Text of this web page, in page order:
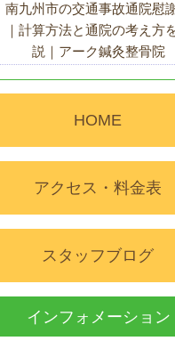
南九州市の交通事故通院慰
｜計算方法と通院の考え方
説｜アーク鍼灸整骨院
HOME
アクセス・料金表
スタッフブログ
インフォメーション